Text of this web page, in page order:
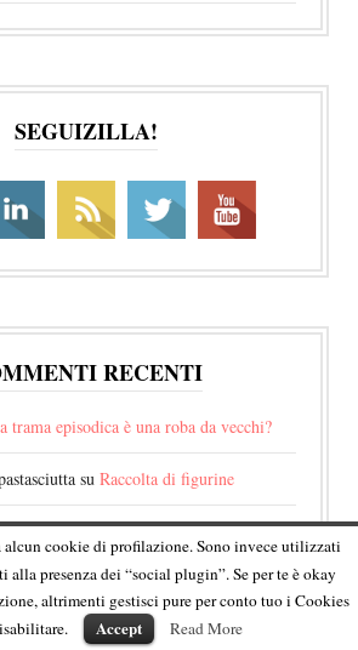
SEGUIZILLA!
RECENTI
trama episodica è una roba da vecchi?
su Raccolta di figurine
suOre 21, incontro con l’arte.
episodica è una roba da vecchi?
La trama episodica è una roba da vecchi?
cookie di profilazione. Sono invece utilizzati
presenza dei “social plugin”. Se per te è okay
altrimenti gestisci pure per conto tuo i Cookies
Accept Read More